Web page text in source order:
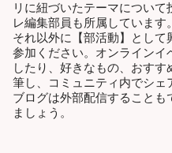
リに紐づいたテーマについ
レ編集部員も所属しています。
それ以外に【部活動】とし
参加ください。オンライン
したり、好きなもの、おす
筆し、コミュニティ内でシェ
ブログは外部配信すること
ましょう。